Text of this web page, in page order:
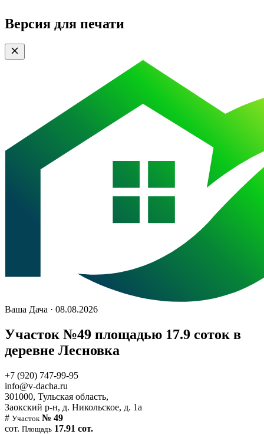
Версия для печати
Ваша Дача · 08.08.2026
Участок №49 площадью 17.9 соток в
деревне Лесновка
+7 (920) 747-99-95
info@v-dacha.ru
301000, Тульская область,
Заокский р-н, д. Никольское, д. 1а
# Участок № 49
сот. Площадь 17.91 сот.